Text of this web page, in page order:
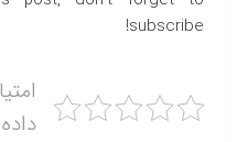
subscribe!